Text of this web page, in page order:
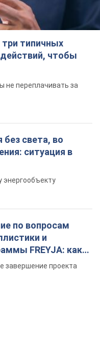
типичных
чтобы
не переплачивать за
света, во
ситуация в
энергообъекту
по вопросам
и
FREYJA: какие
завершение проекта